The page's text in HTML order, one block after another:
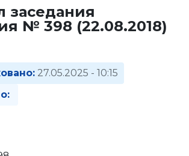
заседания
№ 398 (22.08.2018)
27.05.2025 - 10:15